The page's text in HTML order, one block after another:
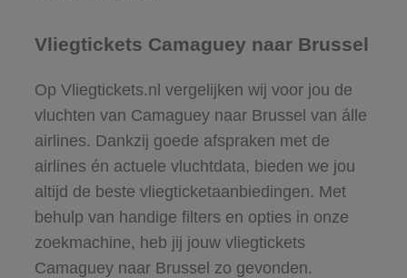
Vliegtickets Camaguey naar Brussel
Op Vliegtickets.nl vergelijken wij voor jou de
vluchten van Camaguey naar Brussel van álle
airlines. Dankzij goede afspraken met de
airlines én actuele vluchtdata, bieden we jou
altijd de beste vliegticketaanbiedingen. Met
behulp van handige filters en opties in onze
zoekmachine, heb jij jouw vliegtickets
Camaguey naar Brussel zo gevonden.